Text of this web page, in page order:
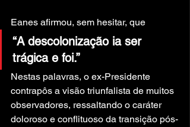
Eanes afirmou, sem hesitar, que
“A descolonização ia ser
trágica e foi.”
Nestas palavras, o ex-Presidente
contrapôs a visão triunfalista de muitos
observadores, ressaltando o caráter
doloroso e conflituoso da transição pós-